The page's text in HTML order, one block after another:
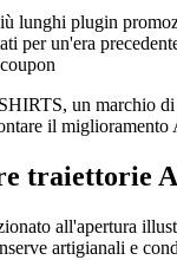
lunghi plugin
per un'era
un marchio di
il
traiettorie
all'apertura
artigianali e